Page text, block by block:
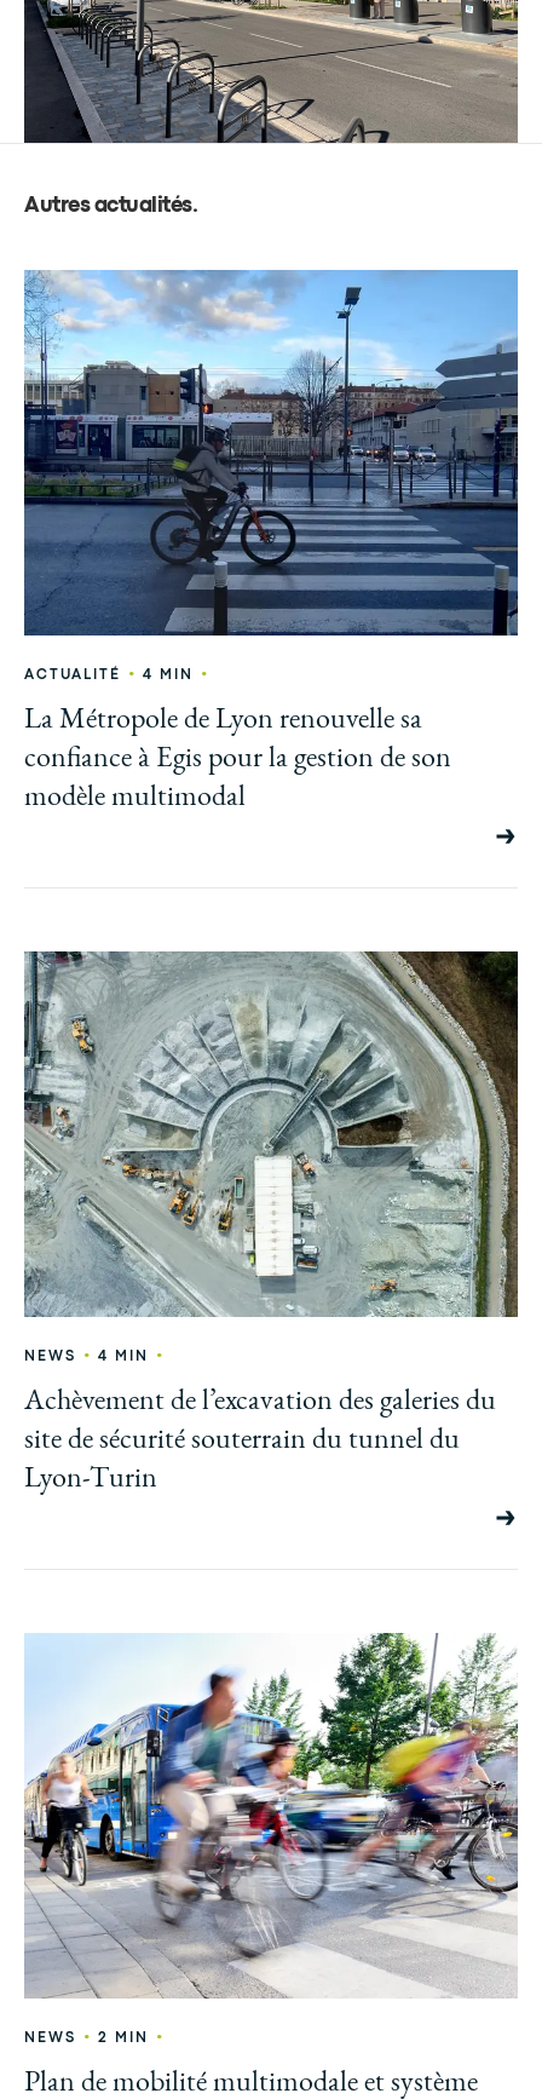
Autres actualités.
ACTUALITÉ • 4 MIN •
La Métropole de Lyon renouvelle sa
confiance à Egis pour la gestion de son
modèle multimodal
NEWS • 4 MIN •
Achèvement de l’excavation des galeries du
site de sécurité souterrain du tunnel du
Lyon-Turin
NEWS • 2 MIN •
Plan de mobilité multimodale et système